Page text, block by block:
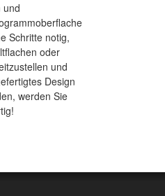
und
Schritte notig,
oder
und
Design
werden Sie